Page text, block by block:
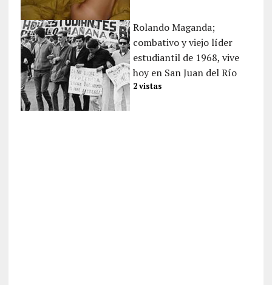
Rolando Maganda;
combativo y viejo líder
estudiantil de 1968, vive
hoy en San Juan del Río
2 vistas